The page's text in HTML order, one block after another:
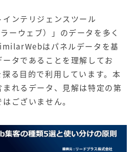
ンテリジェンスツール
ーウェブ）」のデータを多く
はパネルデータを基
タであることを理解してお
る目的で利用しています。本
れるデータ、見解は特定の第
ございません。